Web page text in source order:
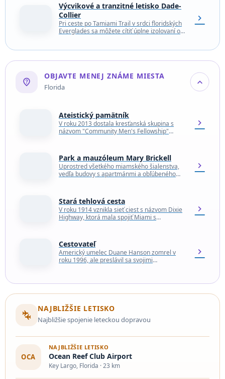
Výcvikové a tranzitné letisko Dade-
Collier
Pri ceste po Tamiami Trail v srdci floridských
Everglades sa môžete cítiť úplne izolovaní od
chevron_right
not_listed_location
OBJAVTE MENEJ ZNÁME MIESTA
Florida expand_more
Ateistický pamätník
V roku 2013 dostala kresťanská skupina s
názvom "Community Men's Fellowship"
súboru…
chevron_right
Park a mauzóleum Mary Brickell
Uprostred všetkého miamského šialenstva,
vedľa budovy s apartmánmi a obľúbeného
chevron_right
Stará tehlová cesta
V roku 1914 vznikla sieť ciest s názvom Dixie
Highway, ktorá mala spojiť Miami s
chevron_right
Cestovateľ
Americký umelec Duane Hanson zomrel v
roku 1996, ale preslávil sa svojimi
skutočných ľudí…
chevron_right
connecting_airports
NAJBLIŽŠIE LETISKO
Najbližšie spojenie leteckou dopravou
OCA
NAJBLIŽŠIE LETISKO
Ocean Reef Club Airport
Key Largo, Florida · 23 km